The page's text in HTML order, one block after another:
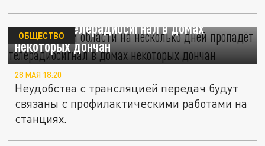
В Ростовской области на несколько дней
пропадёт телерадиосигнал в домах
некоторых дончан
ОБЩЕСТВО
28 МАЯ 18:20
Неудобства с трансляцией передач будут
связаны с профилактическими работами на
станциях.